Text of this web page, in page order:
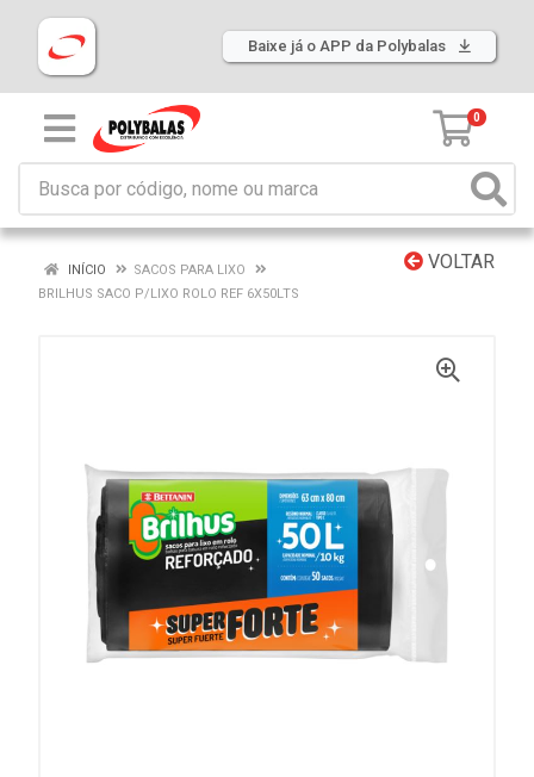
Baixe já o APP da Polybalas
0
VOLTAR
INÍCIO
SACOS PARA LIXO
BRILHUS SACO P/LIXO ROLO REF 6X50LTS